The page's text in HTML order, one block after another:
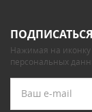
Нажимая на иконку
персональных